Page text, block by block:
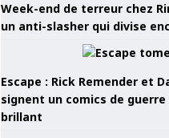
Week-end de terreur chez
un anti-slasher qui divise
Escape : Rick Remender et
signent un comics de
brillant